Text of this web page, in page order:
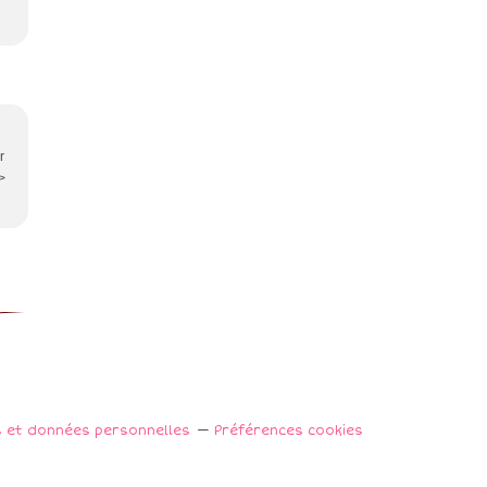
et données personnelles Préférences cookies